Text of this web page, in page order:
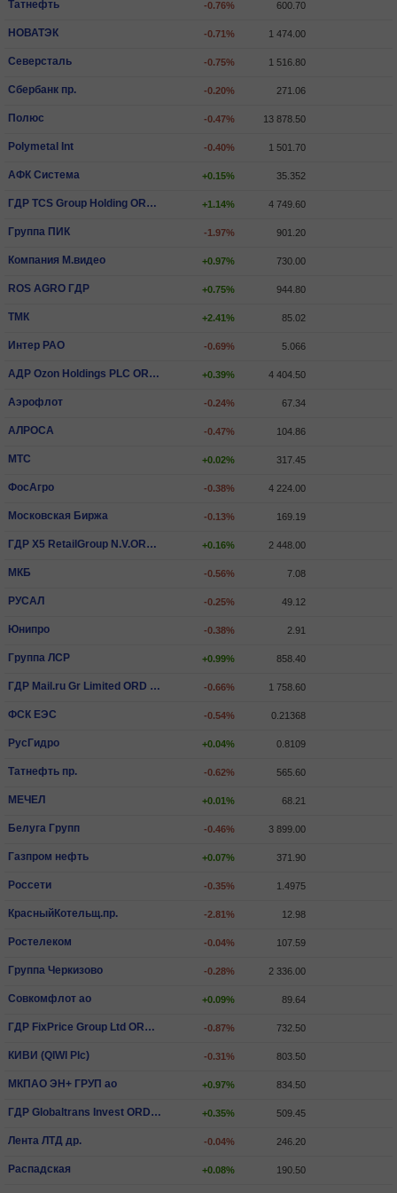
Татнефть -0.76% 600.70
НОВАТЭК -0.71% 1 474.00
Северсталь -0.75% 1 516.80
Сбербанк пр. -0.20% 271.06
Полюс -0.47% 13 878.50
Polymetal Int -0.40% 1 501.70
АФК Система +0.15% 35.352
ГДР TCS Group Holding ORD SHS +1.14% 4 749.60
Группа ПИК -1.97% 901.20
Компания М.видео +0.97% 730.00
ROS AGRO ГДР +0.75% 944.80
ТМК +2.41% 85.02
Интер РАО -0.69% 5.066
АДР Ozon Holdings PLC ORD SHS +0.39% 4 404.50
Аэрофлот -0.24% 67.34
АЛРОСА -0.47% 104.86
МТС +0.02% 317.45
ФосАгро -0.38% 4 224.00
Московская Биржа -0.13% 169.19
ГДР X5 RetailGroup N.V.ORD SHS +0.16% 2 448.00
МКБ -0.56% 7.08
РУСАЛ -0.25% 49.12
Юнипро -0.38% 2.91
Группа ЛСР +0.99% 858.40
ГДР Mail.ru Gr Limited ORD SHS -0.66% 1 758.60
ФСК ЕЭС -0.54% 0.21368
РусГидро +0.04% 0.8109
Татнефть пр. -0.62% 565.60
МЕЧЕЛ +0.01% 68.21
Белуга Групп -0.46% 3 899.00
Газпром нефть +0.07% 371.90
Россети -0.35% 1.4975
КрасныйКотельщ.пр. -2.81% 12.98
Ростелеком -0.04% 107.59
Группа Черкизово -0.28% 2 336.00
Совкомфлот ао +0.09% 89.64
ГДР FixPrice Group Ltd ORD SHS -0.87% 732.50
КИВИ (QIWI Plc) -0.31% 803.50
МКПАО ЭН+ ГРУП ао +0.97% 834.50
ГДР Globaltrans Invest ORD SHS +0.35% 509.45
Лента ЛТД др. -0.04% 246.20
Распадская +0.08% 190.50